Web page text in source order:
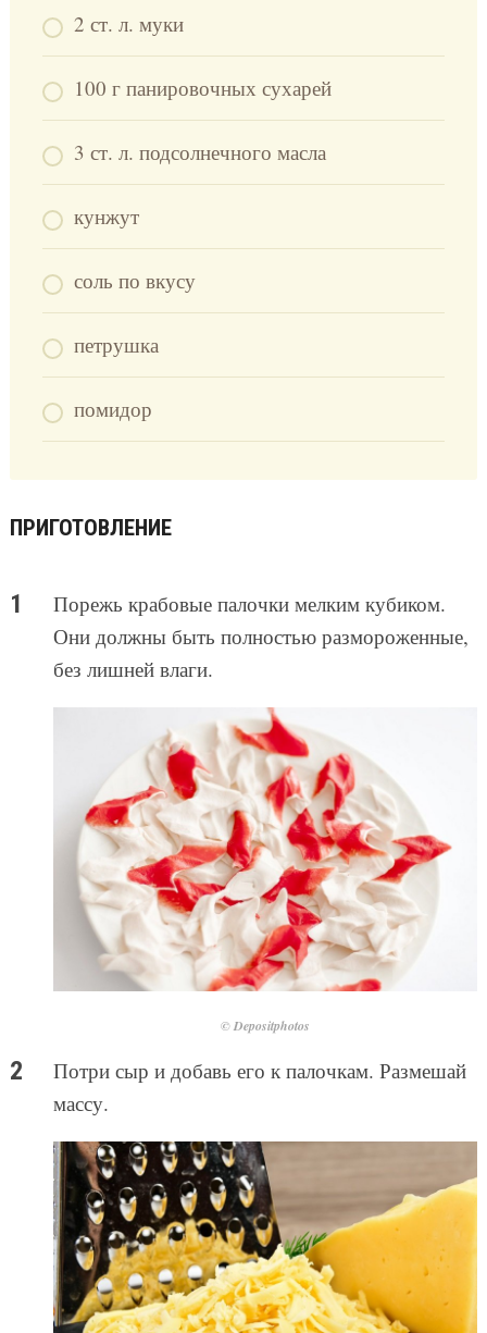
2 ст. л. муки
100 г панировочных сухарей
3 ст. л. подсолнечного масла
кунжут
соль по вкусу
петрушка
помидор
ПРИГОТОВЛЕНИЕ
Порежь крабовые палочки мелким кубиком.
Они должны быть полностью размороженные,
без лишней влаги.
© Depositphotos
Потри сыр и добавь его к палочкам. Размешай
массу.